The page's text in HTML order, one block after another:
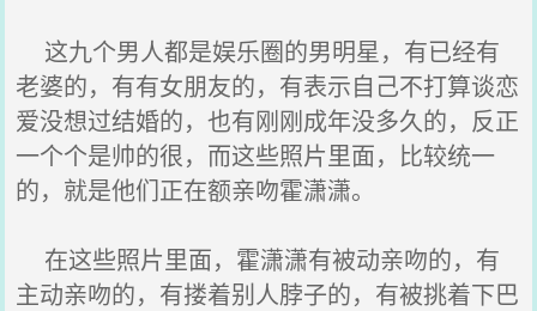
这九个男人都是娱乐圈的男明星，有已经有
老婆的，有有女朋友的，有表示自己不打算谈恋
爱没想过结婚的，也有刚刚成年没多久的，反正
一个个是帅的很，而这些照片里面，比较统一
的，就是他们正在额亲吻霍潇潇。
在这些照片里面，霍潇潇有被动亲吻的，有
主动亲吻的，有搂着别人脖子的，有被挑着下巴